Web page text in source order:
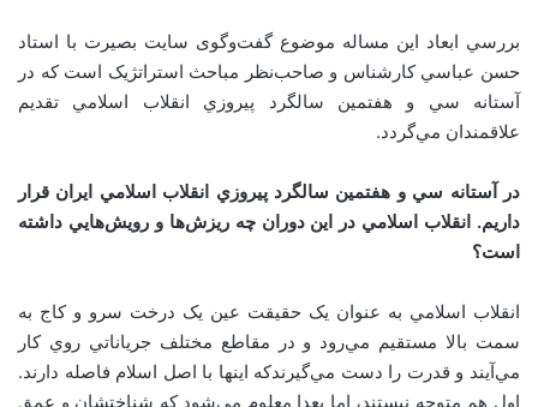
بررسي ابعاد اين مساله موضوع گفت‌وگوی سايت بصيرت با استاد
حسن عباسي کارشناس و صاحب‌نظر مباحث استراتژيک است که در
آستانه سي و هفتمين سالگرد پيروزي انقلاب اسلامي تقديم
علاقمندان مي‌گردد.
در آستانه سي و هفتمين سالگرد پيروزي انقلاب اسلامي ايران قرار
داريم. انقلاب اسلامي در اين دوران چه ريزش‌ها و رويش‌هايي داشته
است؟
انقلاب اسلامي به عنوان يک حقيقت عين يک درخت سرو و کاج به
سمت بالا مستقيم مي‌رود و در مقاطع مختلف جرياناتي روي کار
مي‌آيند و قدرت را دست مي‌گيرندکه اينها با اصل اسلام فاصله دارند.
اول هم متوجه نيستند، اما بعدا معلوم مي‌شود که شناختشان و عمق